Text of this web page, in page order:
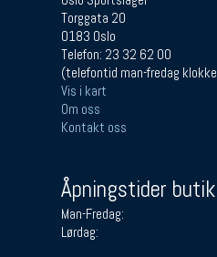
Torggata 20
0183 Oslo
Telefon: 23 32 62 00
(telefontid man-fredag
Vis i kart
Om oss
Kontakt oss
Åpningstider
Man-Fredag:
Lørdag: